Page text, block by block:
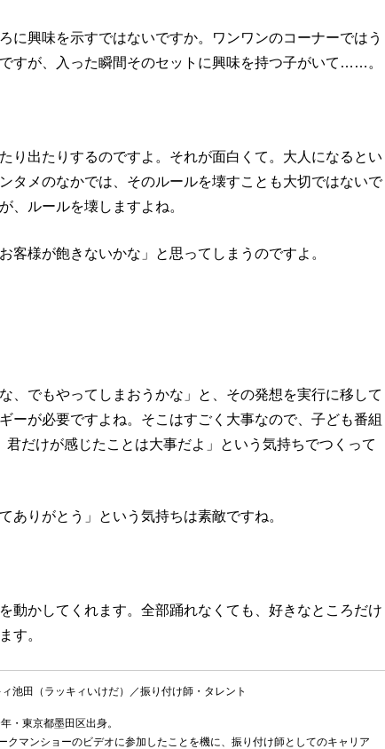
に興味を示すではないですか。ワンワンのコーナーではう
すが、入った瞬間そのセットに興味を持つ子がいて……。
り出たりするのですよ。それが面白くて。大人になるとい
タメのなかでは、そのルールを壊すことも大切ではないで
、ルールを壊しますよね。
客様が飽きないかな」と思ってしまうのですよ。
、でもやってしまおうかな」と、その発想を実行に移して
ーが必要ですよね。そこはすごく大事なので、子ども番組
だけが感じたことは大事だよ」という気持ちでつくって
ありがとう」という気持ちは素敵ですね。
動かしてくれます。全部踊れなくても、好きなところだけ
す。
池田（ラッキィいけだ）／振り付け師・タレント
・東京都墨田区出身。
クマンショーのビデオに参加したことを機に、振り付け師としてのキャリア